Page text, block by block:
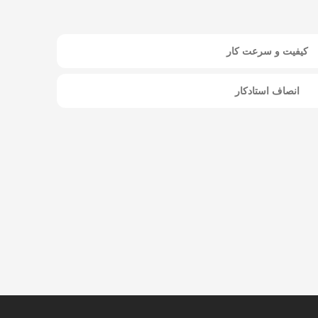
کیفیت و سرعت کار
انصاف استادکار